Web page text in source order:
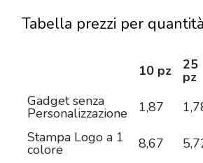
Tabella prezzi per quantità
10 pz 25
pz
Gadget senza
Personalizzazione 1,87
Stampa Logo a 1
colore 8,67